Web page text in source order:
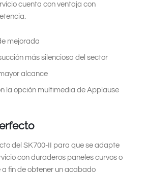
cuenta con ventaja con
mejorada
más silenciosa del sector
alcance
la opción multimedia de Applause
del SK700-II para que se adapte
con duraderos paneles curvos o
fin de obtener un acabado